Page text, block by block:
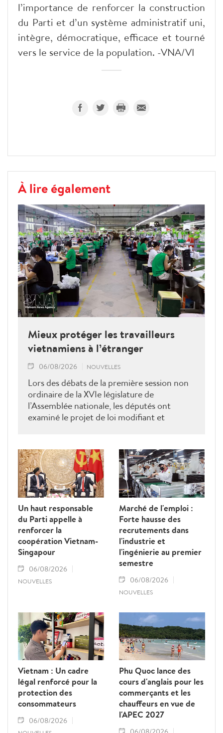
l’importance de renforcer la construction
du Parti et d’un système administratif uni,
intègre, démocratique, efficace et tourné
vers le service de la population. -VNA/VI
À lire également
Mieux protéger les travailleurs
vietnamiens à l’étranger
06/08/2026 NOUVELLES
Lors des débats de la première session non
ordinaire de la XVIe législature de
l’Assemblée nationale, les députés ont
examiné le projet de loi modifiant et
contrat. Ils ont proposé plusieurs mesures
visant à renforcer la gestion de l’État, à
lutter contre les fraudes et à mieux
protéger les droits et les intérêts légitimes
des travailleurs.
Un haut responsable
du Parti appelle à
renforcer la
coopération Vietnam-
Singapour
06/08/2026
NOUVELLES
Marché de l'emploi :
Forte hausse des
recrutements dans
l'industrie et
l'ingénierie au premier
semestre
06/08/2026
NOUVELLES
Vietnam : Un cadre
légal renforcé pour la
protection des
consommateurs
06/08/2026
Phu Quoc lance des
cours d'anglais pour les
commerçants et les
chauffeurs en vue de
l'APEC 2027